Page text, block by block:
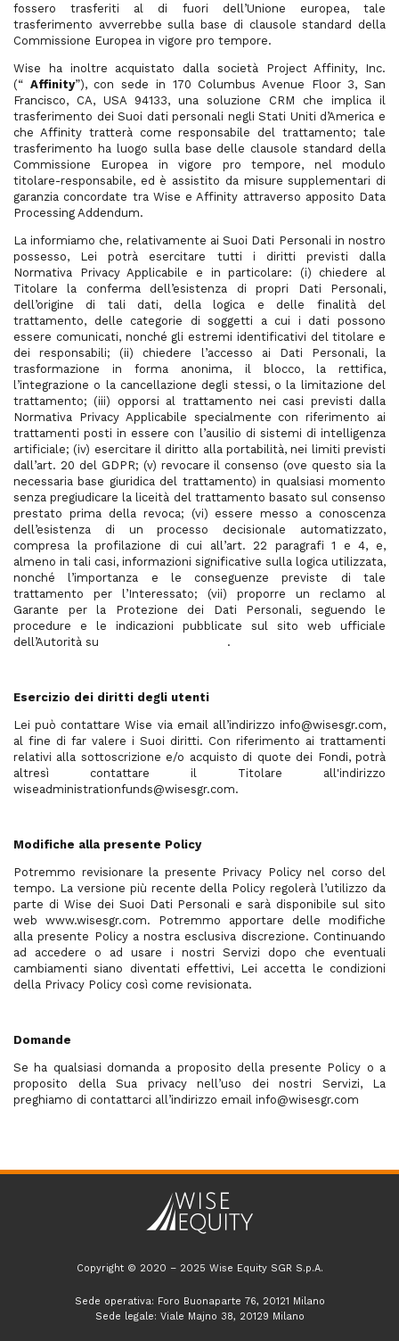
fossero trasferiti al di fuori dell’Unione europea, tale
trasferimento avverrebbe sulla base di clausole standard della
Commissione Europea in vigore pro tempore.
Wise ha inoltre acquistato dalla società Project Affinity, Inc.
(“ Affinity”), con sede in 170 Columbus Avenue Floor 3, San
Francisco, CA, USA 94133, una soluzione CRM che implica il
trasferimento dei Suoi dati personali negli Stati Uniti d’America e
che Affinity tratterà come responsabile del trattamento; tale
trasferimento ha luogo sulla base delle clausole standard della
Commissione Europea in vigore pro tempore, nel modulo
titolare-responsabile, ed è assistito da misure supplementari di
garanzia concordate tra Wise e Affinity attraverso apposito Data
Processing Addendum.
La informiamo che, relativamente ai Suoi Dati Personali in nostro
possesso, Lei potrà esercitare tutti i diritti previsti dalla
Normativa Privacy Applicabile e in particolare: (i) chiedere al
Titolare la conferma dell’esistenza di propri Dati Personali,
dell’origine di tali dati, della logica e delle finalità del
trattamento, delle categorie di soggetti a cui i dati possono
essere comunicati, nonché gli estremi identificativi del titolare e
dei responsabili; (ii) chiedere l’accesso ai Dati Personali, la
trasformazione in forma anonima, il blocco, la rettifica,
l’integrazione o la cancellazione degli stessi, o la limitazione del
trattamento; (iii) opporsi al trattamento nei casi previsti dalla
Normativa Privacy Applicabile specialmente con riferimento ai
trattamenti posti in essere con l’ausilio di sistemi di intelligenza
artificiale; (iv) esercitare il diritto alla portabilità, nei limiti previsti
dall’art. 20 del GDPR; (v) revocare il consenso (ove questo sia la
necessaria base giuridica del trattamento) in qualsiasi momento
senza pregiudicare la liceità del trattamento basato sul consenso
prestato prima della revoca; (vi) essere messo a conoscenza
dell’esistenza di un processo decisionale automatizzato,
compresa la profilazione di cui all’art. 22 paragrafi 1 e 4, e,
almeno in tali casi, informazioni significative sulla logica utilizzata,
nonché l’importanza e le conseguenze previste di tale
trattamento per l’Interessato; (vii) proporre un reclamo al
Garante per la Protezione dei Dati Personali, seguendo le
procedure e le indicazioni pubblicate sul sito web ufficiale
dell’Autorità su
.
Esercizio dei diritti degli utenti
Lei può contattare Wise via email all’indirizzo info@wisesgr.com,
al fine di far valere i Suoi diritti. Con riferimento ai trattamenti
relativi alla sottoscrizione e/o acquisto di quote dei Fondi, potrà
altresì contattare il Titolare all'indirizzo
wiseadministrationfunds@wisesgr.com.
Modifiche alla presente Policy
Potremmo revisionare la presente Privacy Policy nel corso del
tempo. La versione più recente della Policy regolerà l’utilizzo da
parte di Wise dei Suoi Dati Personali e sarà disponibile sul sito
web www.wisesgr.com. Potremmo apportare delle modifiche
alla presente Policy a nostra esclusiva discrezione. Continuando
ad accedere o ad usare i nostri Servizi dopo che eventuali
cambiamenti siano diventati effettivi, Lei accetta le condizioni
della Privacy Policy così come revisionata.
Domande
Se ha qualsiasi domanda a proposito della presente Policy o a
proposito della Sua privacy nell’uso dei nostri Servizi, La
preghiamo di contattarci all’indirizzo email info@wisesgr.com
Copyright © 2020 – 2025 Wise Equity SGR S.p.A.
Sede operativa: Foro Buonaparte 76, 20121 Milano
Sede legale: Viale Majno 38, 20129 Milano